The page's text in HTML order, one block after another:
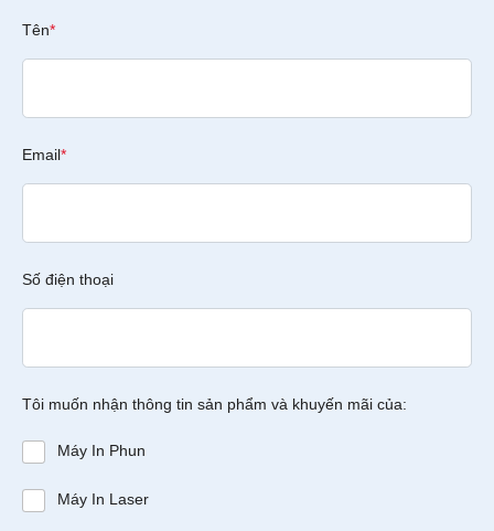
Tên*
Email*
Số điện thoại
Tôi muốn nhận thông tin sản phẩm và khuyến mãi của:
Máy In Phun
Máy In Laser